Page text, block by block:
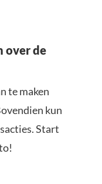
over de
te maken
kun
Start